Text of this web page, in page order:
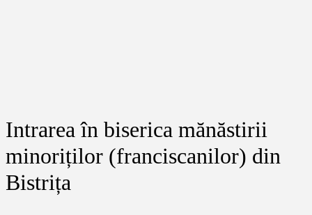
Intrarea în biserica mănăstirii
minoriților (franciscanilor) din
Bistrița